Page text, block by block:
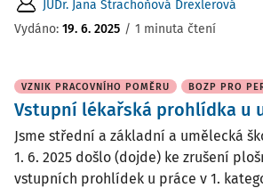
JUDr. Jana Strachoňová Drexlerová
Vydáno: 19. 6. 2025 / 1 minuta čtení
VZNIK PRACOVNÍHO POMĚRU BOZP PRO
Vstupní lékařská prohlídka u
Jsme střední a základní a umělecká
1. 6. 2025 došlo (dojde) ke zrušení
vstupních prohlídek u práce v 1.